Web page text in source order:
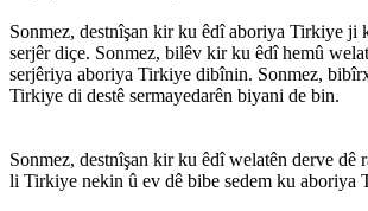
Sonmez, destnîşan kir ku êdî aboriya Tirkiye ji
serjêr diçe. Sonmez, bilêv kir ku êdî hemû
serjêriya aboriya Tirkiye dibînin. Sonmez,
Tirkiye di destê sermayedarên biyani de bin.
Sonmez, destnîşan kir ku êdî welatên derve dê
li Tirkiye nekin û ev dê bibe sedem ku aboriya